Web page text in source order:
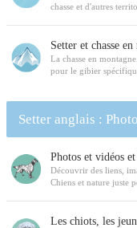
chasse et d'autres
Setter et chasse
La chasse en
pour le gibier
Setter anglais :
Photos et vidéos
Découvrir des liens,
Chiens et nature juste
Les chiots, les